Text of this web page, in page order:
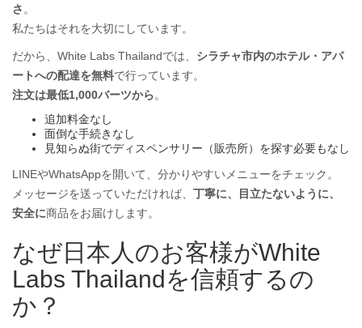
さ 。
私たちはそれを大切にしています。
だから、White Labs Thailandでは、 シラチャ市内のホテル・アパ
ートへの配達を無料で行っています。
注文は最低1,000バーツから。
追加料金なし
面倒な手続きなし
見知らぬ街でディスペンサリー（販売所）を探す必要もなし
LINEやWhatsAppを開いて、分かりやすいメニューをチェック。
メッセージを送っていただければ、 丁寧に、目立たないように、
安全に商品をお届けします。
なぜ日本人のお客様がWhite
Labs Thailandを信頼するの
か？